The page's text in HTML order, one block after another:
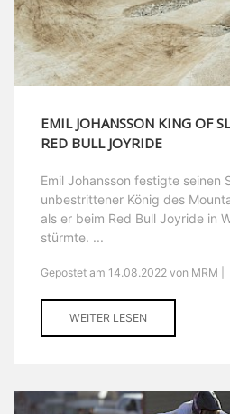
EMIL JOHANSSON KING OF
RED BULL JOYRIDE
Emil Johansson festigte seinen
unbestrittener König des
als er beim Red Bull Joyride in
stürmte. ...
Gepostet am 14.08.2022 von MRM |
WEITER LESEN